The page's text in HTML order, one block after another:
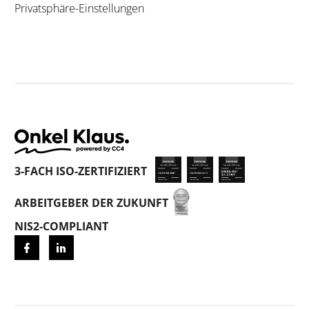
Privatsphäre-Einstellungen
3-FACH ISO-ZERTIFIZIERT
ARBEITGEBER DER ZUKUNFT
NIS2-COMPLIANT